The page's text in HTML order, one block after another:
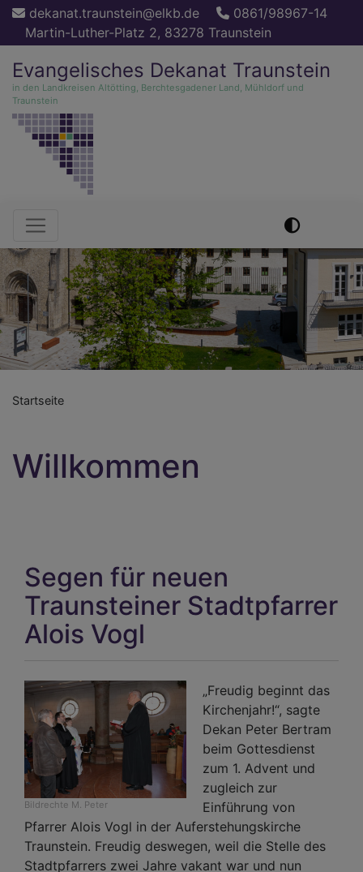
Direkt
Inhalt
dekanat.traunstein@elkb.de
0861/98967-14
Martin-Luther-Platz 2, 83278 Traunstein
Evangelisches Dekanat Traunstein
in den Landkreisen Altötting, Berchtesgadener Land, Mühldorf und
Traunstein
Hauptnavigation
Startseite
Willkommen
Segen für neuen
Traunsteiner Stadtpfarrer
Alois Vogl
Bildrechte M. Peter
„Freudig beginnt das
Kirchenjahr!“, sagte
Dekan Peter Bertram
beim Gottesdienst
zum 1. Advent und
zugleich zur
Einführung von
Pfarrer Alois Vogl in der Auferstehungskirche
Traunstein. Freudig deswegen, weil die Stelle des
Stadtpfarrers zwei Jahre vakant war und nun